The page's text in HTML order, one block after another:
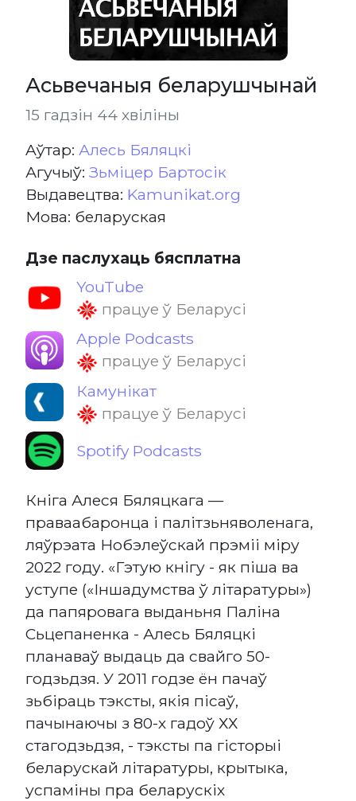
Асьвечаныя беларушчынай
15 гадзін 44 хвіліны
Aўтар: Алесь Бяляцкі
Агучыў: Зьміцер Бартосік
Выдавецтва: Kamunikat.org
Мова: беларуская
Дзе паслухаць бясплатна
YouTube
працуе ў Беларусі
Apple Podcasts
працуе ў Беларусі
Камунікат
працуе ў Беларусі
Spotify Podcasts
Кніга Алеся Бяляцкага —
праваабаронца і палітзьняволенага,
ляўрэата Нобэлеўскай прэміі міру
2022 году. «Гэтую кнігу - як піша ва
уступе («Іншадумства ў літаратуры»)
да папяровага выданьня Паліна
Сьцепаненка - Алесь Бяляцкі
планаваў выдаць да свайго 50-
годзьдзя. У 2011 годзе ён пачаў
зьбіраць тэксты, якія пісаў,
пачынаючы з 80-х гадоў ХХ
стагодзьдзя, - тэксты па гісторыі
беларускай літаратуры, крытыка,
успаміны пра беларускіх